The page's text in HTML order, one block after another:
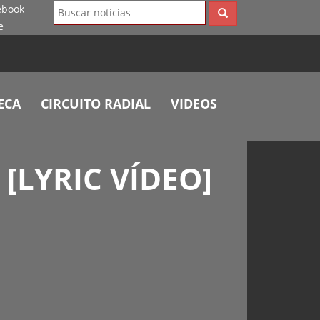
CIRCUITO RADIAL VIDEOS
VÍDEO]